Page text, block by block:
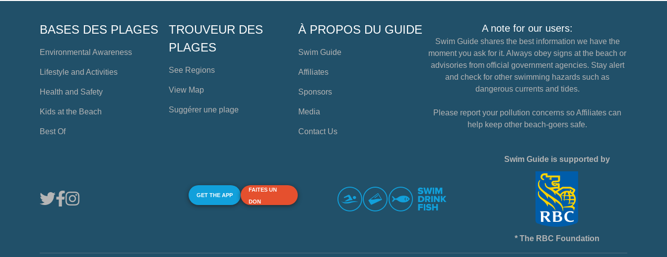
BASES DES PLAGES
Environmental Awareness
Lifestyle and Activities
Health and Safety
Kids at the Beach
Best Of
TROUVEUR DES
PLAGES
See Regions
View Map
Suggérer une plage
À PROPOS DU GUIDE
Swim Guide
Affiliates
Sponsors
Media
Contact Us
A note for our users:
Swim Guide shares the best information we have the
moment you ask for it. Always obey signs at the beach or
advisories from official government agencies. Stay alert
and check for other swimming hazards such as
dangerous currents and tides.
Please report your pollution concerns so Affiliates can
help keep other beach-goers safe.
GET THE APP
FAITES UN
DON
Swim Guide is supported by
* The RBC Foundation